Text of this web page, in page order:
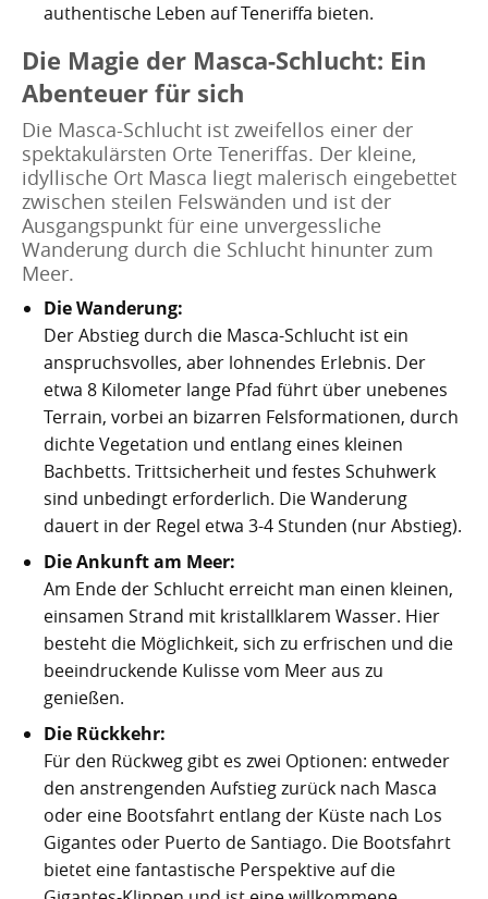
San Miguel de Abona
Santa Cruz de Tenerife
Santa Úrsula
Santiago del Teide
Tegueste
Thor Heyerdahl und die Pyramiden von Güímar
authentische Leben auf Teneriffa bieten.
Die Magie der Masca-Schlucht: Ein
Abenteuer für sich
Die Masca-Schlucht ist zweifellos einer der
spektakulärsten Orte Teneriffas. Der kleine,
idyllische Ort Masca liegt malerisch eingebettet
zwischen steilen Felswänden und ist der
Ausgangspunkt für eine unvergessliche
Wanderung durch die Schlucht hinunter zum
Meer.
Die Wanderung:
Der Abstieg durch die Masca-Schlucht ist ein
anspruchsvolles, aber lohnendes Erlebnis. Der
etwa 8 Kilometer lange Pfad führt über unebenes
Terrain, vorbei an bizarren Felsformationen, durch
dichte Vegetation und entlang eines kleinen
Bachbetts. Trittsicherheit und festes Schuhwerk
sind unbedingt erforderlich. Die Wanderung
dauert in der Regel etwa 3-4 Stunden (nur Abstieg).
Die Ankunft am Meer:
Am Ende der Schlucht erreicht man einen kleinen,
einsamen Strand mit kristallklarem Wasser. Hier
besteht die Möglichkeit, sich zu erfrischen und die
beeindruckende Kulisse vom Meer aus zu
genießen.
Die Rückkehr:
Für den Rückweg gibt es zwei Optionen: entweder
den anstrengenden Aufstieg zurück nach Masca
oder eine Bootsfahrt entlang der Küste nach Los
Gigantes oder Puerto de Santiago. Die Bootsfahrt
bietet eine fantastische Perspektive auf die